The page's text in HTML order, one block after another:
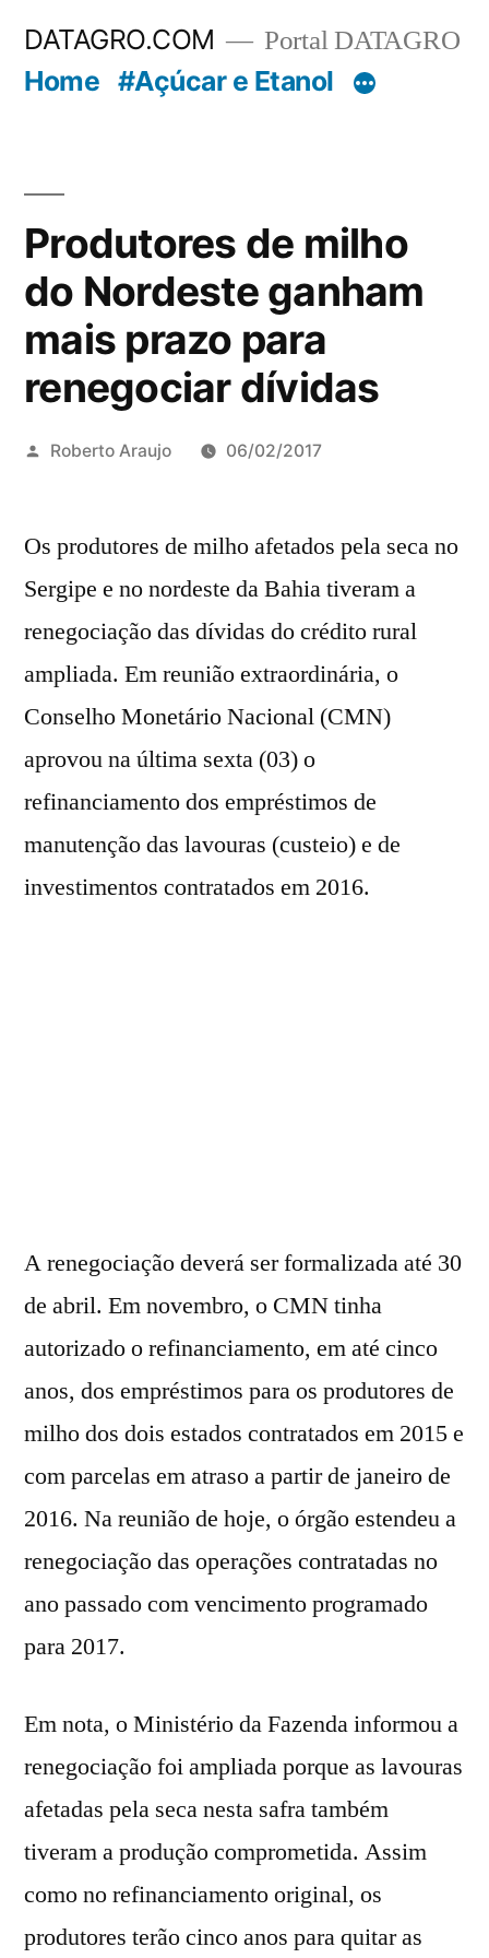
DATAGRO.COM Portal DATAGRO
Home #Açúcar e Etanol
Produtores de milho
do Nordeste ganham
mais prazo para
renegociar dívidas
Publicado
Roberto Araujo 06/02/2017
Os produtores de milho afetados pela seca no
Sergipe e no nordeste da Bahia tiveram a
renegociação das dívidas do crédito rural
ampliada. Em reunião extraordinária, o
Conselho Monetário Nacional (CMN)
aprovou na última sexta (03) o
refinanciamento dos empréstimos de
manutenção das lavouras (custeio) e de
investimentos contratados em 2016.
A renegociação deverá ser formalizada até 30
de abril. Em novembro, o CMN tinha
autorizado o refinanciamento, em até cinco
anos, dos empréstimos para os produtores de
milho dos dois estados contratados em 2015 e
com parcelas em atraso a partir de janeiro de
2016. Na reunião de hoje, o órgão estendeu a
renegociação das operações contratadas no
ano passado com vencimento programado
para 2017.
Em nota, o Ministério da Fazenda informou a
renegociação foi ampliada porque as lavouras
afetadas pela seca nesta safra também
tiveram a produção comprometida. Assim
como no refinanciamento original, os
produtores terão cinco anos para quitar as